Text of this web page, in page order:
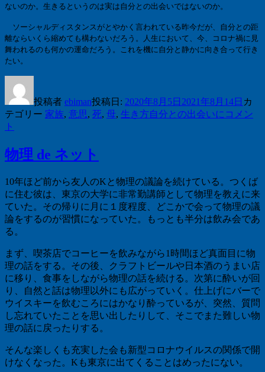
ないのか。生きるというのは実は自分との出会いではないのか。
ソーシャルディスタンスがとやかく言われている昨今だが、自分との距
離ならいくら縮めても構わないだろう。人生において、今、コロナ禍に見
舞われるのも何かの運命だろう。これを機に自分と静かに向き合って行き
たい。
投稿者 ebiman投稿日: 2020年8月5日 2021年8月14日 カ
テゴリー 家族, 意思, 死, 母, 生き方自分との出会いに コメン
ト
物理 de ネット
10年ほど前から友人のKと物理の議論を続けている。つくば
に住む彼は、東京の大学に非常勤講師として物理を教えに来
ていた。その帰りに月に１度程度、どこかで会って物理の議
論をするのが習慣になっていた。もっとも半分は飲み会であ
る。
まず、喫茶店でコーヒーを飲みながら1時間ほど真面目に物
理の話をする。その後、クラフトビールや日本酒のうまい店
に移り、食事をしながら物理の話を続ける。次第に酔いが回
り、自然と話は物理以外にも広がっていく。仕上げにバーで
ウイスキーを飲むころにはかなり酔っているが、突然、質問
し忘れていたことを思い出したりして、そこでまた難しい物
理の話に戻ったりする。
そんな楽しくも充実した会も新型コロナウイルスの関係で開
けなくなった。Kも東京に出てくることはめったにない。